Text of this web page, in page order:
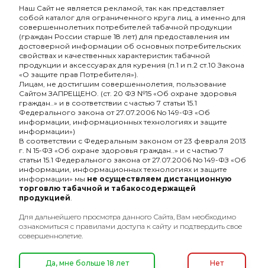
мангустин (ПИНК), 200 гр.
Бренд-Хулиган
Страна-изготовитель-РОССИЯ
Граммовка, г-200
Крепость -крепкая
Основа кальянной смеси-сигарный лист
Линейка-Хулиган Hard
Состав кальянной смеси- микс
Разборный- Нет
безнал-Да
Наш Сайт не является рекламой, так как представляет
собой каталог для ограниченного круга лиц, а именно для
совершеннолетних потребителей табачной продукции
(граждан России старше 18 лет) для предоставления им
достоверной информации об основных потребительских
свойствах и качественных характеристик табачной
продукции и аксессуарах для курения (п.1 и п.2 ст.10 Закона
«О защите прав Потребителя»).
Лицам, не достигшим совершеннолетия, пользование
Сайтом ЗАПРЕЩЕНО. (ст. 20 ФЗ №15 «Об охране здоровья
граждан..» и в соответствии с частью 7 статьи 15.1
Федерального закона от 27.07.2006 No 149-ФЗ «Об
информации, информационных технологиях и защите
информации»)
В соответствии с Федеральным законом от 23 февраля 2013
г. N 15-ФЗ «Об охране здоровья граждан..» и с частью 7
статьи 15.1 Федерального закона от 27.07.2006 No 149-ФЗ «Об
информации, информационных технологиях и защите
информации» мы не осуществляем дистанционную
торговлю табачной и табакосодержащей
продукцией
Для дальнейшего просмотра данного Сайта, Вам необходимо
ознакомиться с правилами доступа к сайту и подтвердить свое
совершеннолетие.
Да, мне больше 18 лет Нет